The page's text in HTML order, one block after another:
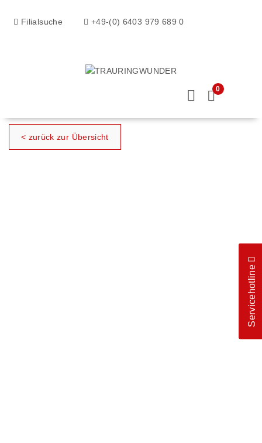
Filialsuche +49-(0) 6403 979 689 0
0
< zurück zur Übersicht
Servicehotline